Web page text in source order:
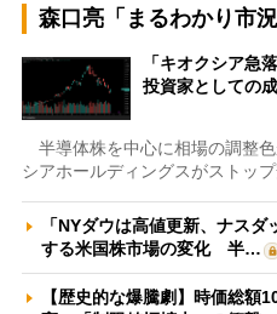
森口亮「まるわかり市況
「キオクシア急
投資家としての
半導体株を中心に相場の調整
シアホールディングスがストッ
「NYダウは高値更新、ナス
する米国株市場の変化 半…
【歴史的な爆騰劇】時価総額